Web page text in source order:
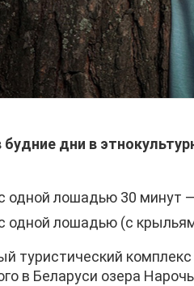
дни в
одной лошадью 30 минут
одной лошадью (с
туристический
в Беларуси озера